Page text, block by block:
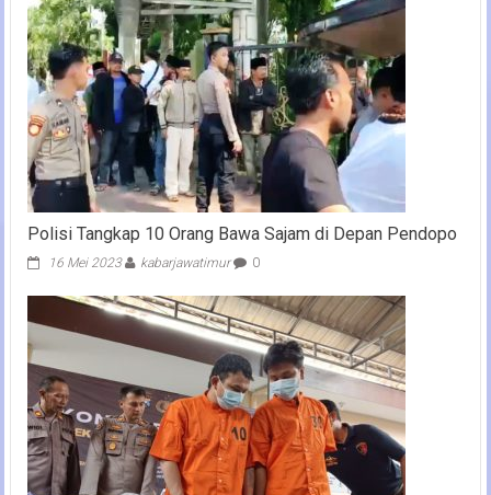
Polisi Tangkap 10 Orang Bawa Sajam di Depan Pendopo
16 Mei 2023 kabarjawatimur 0